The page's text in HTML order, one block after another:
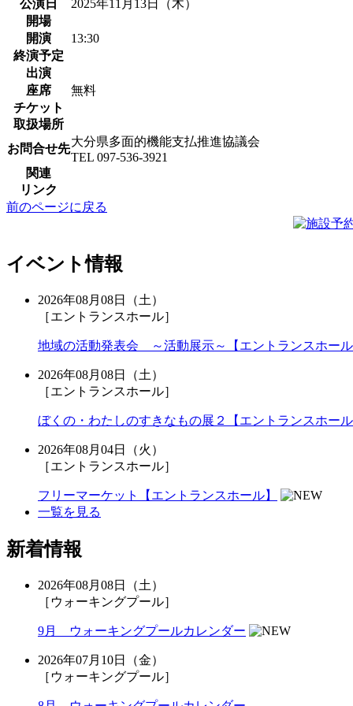
公演日
2025年11月13日（木）
開場
開演
13:30
終演予定
出演
座席
無料
チケット
取扱場所
お問合せ先
大分県多面的機能支払推進協議会
TEL 097-536-3921
関連
リンク
前のページに戻る
イベント情報
2026年08月08日（土）
［エントランスホール］
地域の活動発表会 ～活動展示～【エントランスホー
2026年08月08日（土）
［エントランスホール］
ぼくの・わたしのすきなもの展２【エントランスホー
2026年08月04日（火）
［エントランスホール］
フリーマーケット【エントランスホール】
一覧を見る
新着情報
2026年08月08日（土）
［ウォーキングプール］
9月 ウォーキングプールカレンダー
2026年07月10日（金）
［ウォーキングプール］